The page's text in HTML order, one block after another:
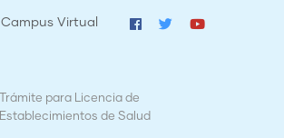
Campus Virtual
Mapa de Mortalidad Materna en
Nicaragua